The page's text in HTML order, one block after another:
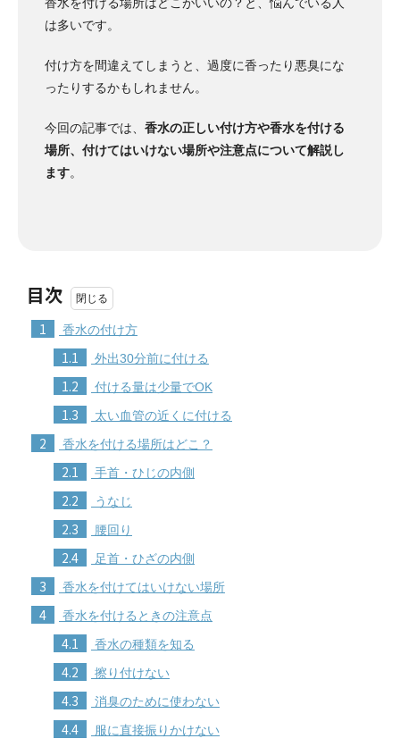
は多いです。
付け方を間違えてしまうと、過度に香ったり悪臭にな
ったりするかもしれません。
今回の記事では、 香水の正しい付け方や香水を付ける
場所、付けてはいけない場所や注意点について解説し
ます。
目次
1 香水の付け方
1.1 外出30分前に付ける
1.2 付ける量は少量でOK
1.3 太い血管の近くに付ける
2 香水を付ける場所はどこ？
2.1 手首・ひじの内側
2.2 うなじ
2.3 腰回り
2.4 足首・ひざの内側
3 香水を付けてはいけない場所
4 香水を付けるときの注意点
4.1 香水の種類を知る
4.2 擦り付けない
4.3 消臭のために使わない
4.4 服に直接振りかけない